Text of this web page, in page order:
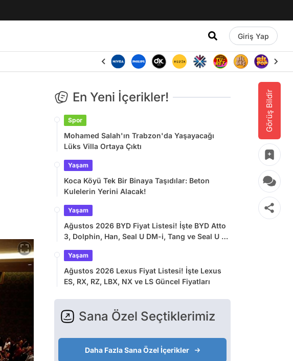
Giriş Yap
Görüş Bildir
En Yeni İçerikler!
Spor
Mohamed Salah'ın Trabzon'da Yaşayacağı
Lüks Villa Ortaya Çıktı
Yaşam
Koca Köyü Tek Bir Binaya Taşıdılar: Beton
Kulelerin Yerini Alacak!
Yaşam
Ağustos 2026 BYD Fiyat Listesi! İşte BYD Atto
3, Dolphin, Han, Seal U DM-i, Tang ve Seal U EV
Yaşam
Ağustos 2026 Lexus Fiyat Listesi! İşte Lexus
ES, RX, RZ, LBX, NX ve LS Güncel Fiyatları
Sana Özel Seçtiklerimiz
Daha Fazla Sana Özel İçerikler